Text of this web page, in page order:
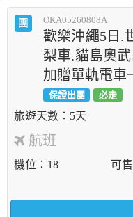
團 OKA05260808A
歡樂沖繩5日.
梨車.貓島奧
加贈單軌電車
保證出團 必走
5天
航班
機位 18 可售